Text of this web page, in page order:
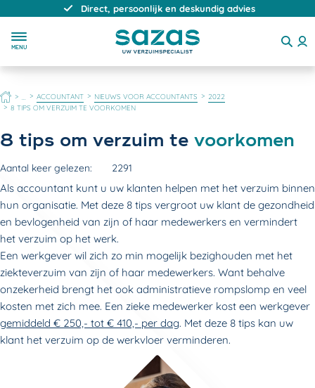
Direct, persoonlijk en deskundig advies
MENU
HOME ACCOUNTANT NIEUWS VOOR ACCOUNTANTS
2022
8 TIPS OM VERZUIM TE VOORKOMEN
8 tips om verzuim te voorkomen
Aantal keer gelezen: 2291
Als accountant kunt u uw klanten helpen met het verzuim binnen
hun organisatie. Met deze 8 tips vergroot uw klant de gezondheid
en bevlogenheid van zijn of haar medewerkers en vermindert
het verzuim op het werk.
Een werkgever wil zich zo min mogelijk bezighouden met het
ziekteverzuim van zijn of haar medewerkers. Want behalve
onzekerheid brengt het ook administratieve rompslomp en veel
kosten met zich mee. Een zieke medewerker kost een werkgever
gemiddeld € 250,- tot € 410,- per dag. Met deze 8 tips kan uw
klant het verzuim op de werkvloer verminderen.